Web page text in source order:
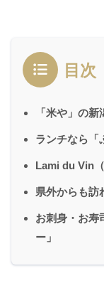
目次
「米や」の
ランチなら「
Lami du Vin
県外からも訪
お刺身・お寿
ー」